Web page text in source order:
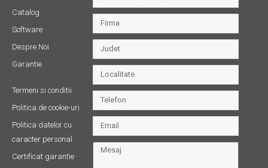
Catalog
Software
Despre Noi
Garantie
Termeni si conditii
Politica de cookie-uri
Politica datelor cu
caracter personal
Certificat garantie